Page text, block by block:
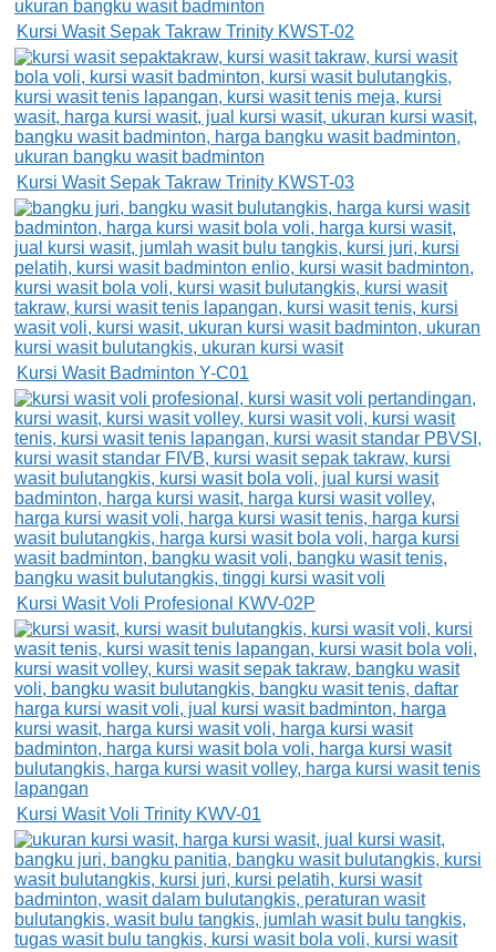
Kursi Wasit Sepak Takraw Trinity KWST-02
Kursi Wasit Sepak Takraw Trinity KWST-03
Kursi Wasit Badminton Y-C01
Kursi Wasit Voli Profesional KWV-02P
Kursi Wasit Voli Trinity KWV-01